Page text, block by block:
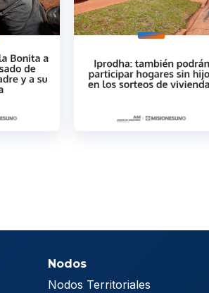
Nodos
Nodos Territoriales